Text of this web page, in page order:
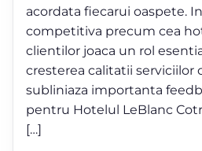
acordata fiecarui oaspete.
competitiva precum cea
clientilor joaca un rol
cresterea calitatii serviciilor
subliniaza importanta
pentru Hotelul LeBlanc
[…]